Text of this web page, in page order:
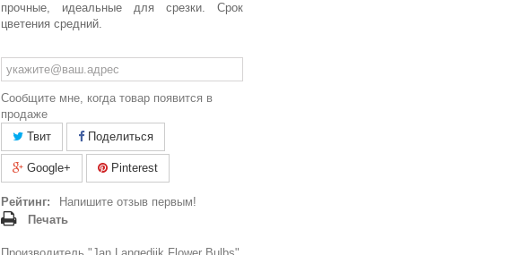
прочные, идеальные для срезки. Срок
цветения средний.
Сообщите мне, когда товар появится в
продаже
Твит
Поделиться
Google+ Pinterest
Рейтинг:
Напишите отзыв первым!
Печать